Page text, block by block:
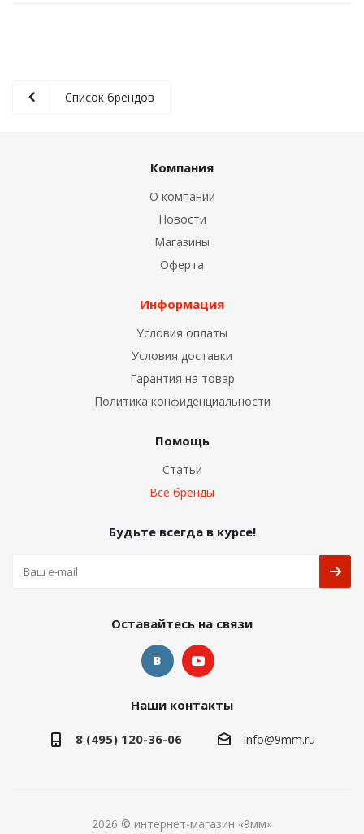
Список брендов
Компания
О компании
Новости
Магазины
Оферта
Информация
Условия оплаты
Условия доставки
Гарантия на товар
Политика конфиденциальности
Помощь
Статьи
Все бренды
Будьте всегда в курсе!
Оставайтесь на связи
Наши контакты
8 (495) 120-36-06 info@9mm.ru
2026 © интернет-магазин «9мм»